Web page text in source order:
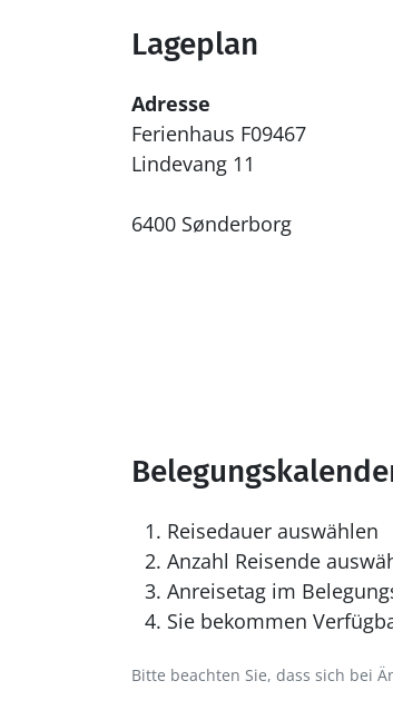
Lageplan
Adresse
Ferienhaus F09467
Lindevang 11
6400 Sønderborg
Reisedauer auswählen
Anzahl Reisende
Anreisetag im
Sie bekommen
Bitte beachten Sie, dass sich bei